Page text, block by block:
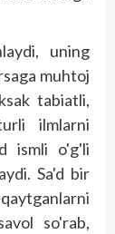
uning
muhtoj
tabiatli,
ilmlarni
ismli o'g'li
Sa'd bir
so'rab,